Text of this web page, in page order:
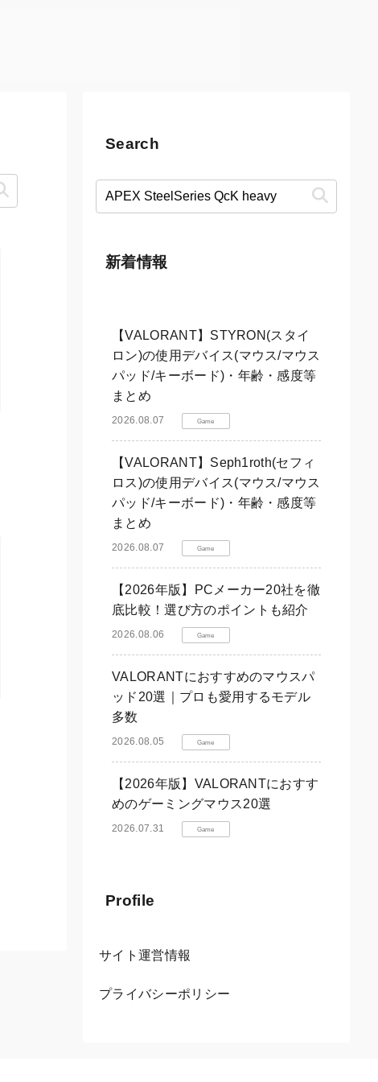
Search
新着情報
【VALORANT】STYRON(スタイ
ロン)の使用デバイス(マウス/マウス
パッド/キーボード)・年齢・感度等
まとめ
2026.08.07 Game
【VALORANT】Seph1roth(セフィ
ロス)の使用デバイス(マウス/マウス
パッド/キーボード)・年齢・感度等
まとめ
2026.08.07 Game
【2026年版】PCメーカー20社を徹
底比較！選び方のポイントも紹介
2026.08.06 Game
VALORANTにおすすめのマウスパ
ッド20選｜プロも愛用するモデル
多数
2026.08.05 Game
【2026年版】VALORANTにおすす
めのゲーミングマウス20選
2026.07.31 Game
Profile
サイト運営情報
プライバシーポリシー